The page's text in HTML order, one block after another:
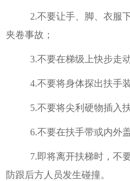
2.不要让手、脚、衣服
夹卷事故；
3.不要在梯级上快步走
4.不要将身体探出扶手
5.不要将尖利硬物插入
6.不要在扶手带或内外
7.即将离开扶梯时，不
防跟后方人员发生碰撞。